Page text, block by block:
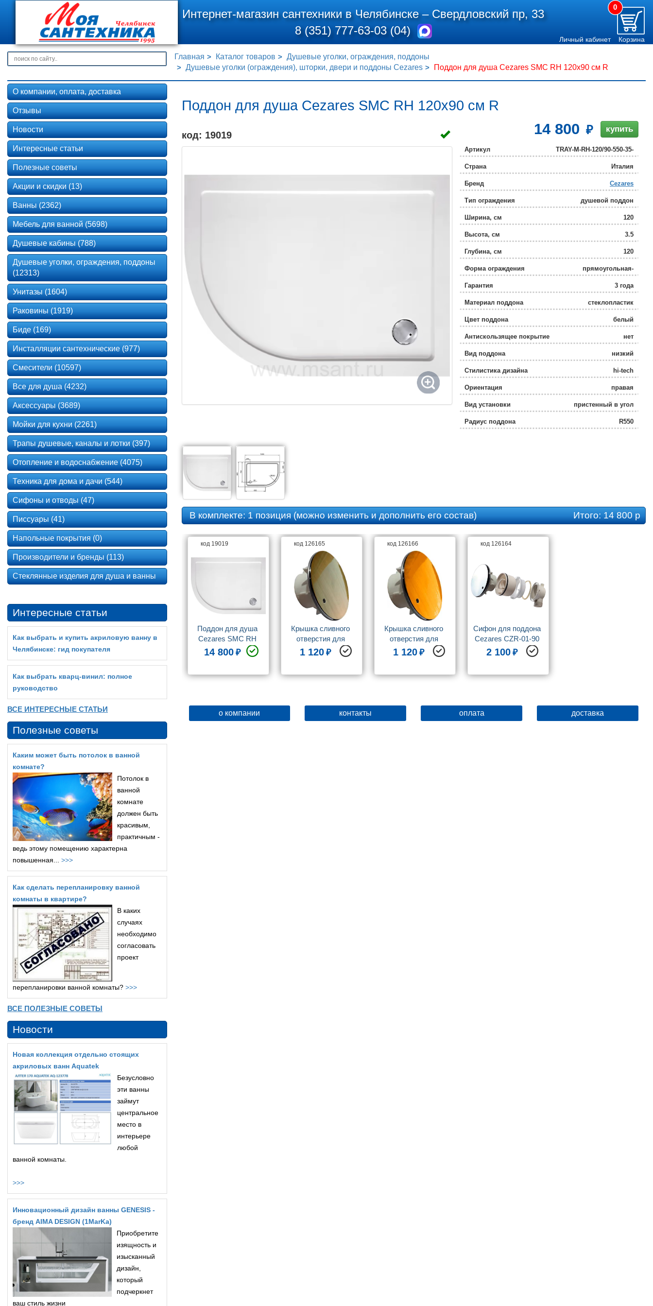
Интернет-магазин сантехники в Челябинске –Свердловский пр, 33
8 (351) 777-63-03 (04)
0
Личный кабинет Корзина
Главная Каталог товаров
Душевые уголки, ограждения, поддоны
Душевые уголки (ограждения), шторки, двери и поддоны Cezares
Поддон для душа Cezares SMC RH 120x90 см R
Поддон для душа Cezares SMC RH 120x90 см R
код: 19019 14 800 купить
Артикул
TRAY-M-RH-120/90-550-35-
W-R
Страна
Италия
Бренд Cezares
Тип ограждения душевой поддон
Ширина, см 120
Высота, см 3.5
Глубина, см 120
Форма ограждения
прямоугольная-
асимметричная
Гарантия
3 года
Материал поддона стеклопластик
Цвет поддона белый
Антискользящее покрытие нет
Вид поддона низкий
Стилистика дизайна hi-tech
Ориентация правая
Вид установки пристенный в угол
Радиус поддона R550
В комплекте:1 позиция(можно изменить и дополнить его состав) Итого:14 800 р
код 19019
Поддон для душа
Cezares SMC RH
120x90 см R
14 800
код 126165
Крышка сливного
отверстия для
душевого поддона
Cezares TRAY-
1 120
код 126166
Крышка сливного
отверстия для
душевого поддона
Cezares TRAY-
1 120
код 126164
Сифон для поддона
Cezares CZR-01-90
хром
2 100
о компании контакты оплата доставка
О компании, оплата, доставка
Отзывы
Новости
Интересные статьи
Полезные советы
Акции и скидки (13)
Ванны (2362)
Мебель для ванной (5698)
Душевые кабины (788)
Душевые уголки, ограждения, поддоны
(12313)
Унитазы (1604)
Раковины (1919)
Биде (169)
Инсталляции сантехнические (977)
Смесители (10597)
Все для душа (4232)
Аксессуары (3689)
Мойки для кухни (2261)
Трапы душевые, каналы и лотки (397)
Отопление и водоснабжение (4075)
Техника для дома и дачи (544)
Сифоны и отводы (47)
Писсуары (41)
Напольные покрытия (0)
Производители и бренды (113)
Стеклянные изделия для душа и ванны
Интересные статьи
Как выбрать и купить акриловую ванну в
Челябинске: гид покупателя
Как выбрать кварц‑винил: полное
руководство
ВСЕ ИНТЕРЕСНЫЕ СТАТЬИ
Полезные советы
Каким может быть потолок в ванной
комнате?
Потолок в
ванной
комнате
должен быть
красивым,
практичным -
ведь этому помещению характерна
повышенная... >>>
Как сделать перепланировку ванной
комнаты в квартире?
В каких
случаях
необходимо
согласовать
проект
перепланировки ванной комнаты? >>>
ВСЕ ПОЛЕЗНЫЕ СОВЕТЫ
Новости
Новая коллекция отдельно стоящих
акриловых ванн Aquatek
Безусловно
эти ванны
займут
центральное
место в
интерьере
любой
ванной комнаты.
>>>
Инновационный дизайн ванны GENESIS -
бренд AIMA DESIGN (1MarKa)
Приобретите
изящность и
изысканный
дизайн,
который
подчеркнет
ваш стиль жизни